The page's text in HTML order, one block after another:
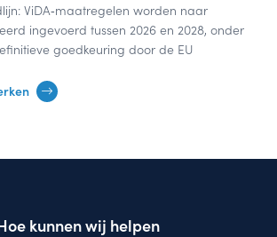
ViDA‑maatregelen worden naar
ingevoerd tussen 2026 en 2028, onder
goedkeuring door de EU
kunnen wij helpen